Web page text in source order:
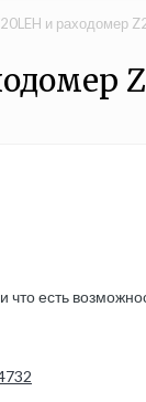
и раходомер
что есть